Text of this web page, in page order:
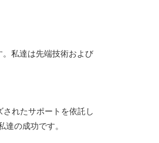
私達は先端技術および
れたサポートを依託し
の成功です。